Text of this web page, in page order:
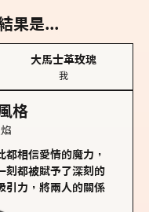
果是...
大馬士革玫瑰
我
格
相信愛情的魔力，
刻都被賦予了深刻的
引力，將兩人的關係